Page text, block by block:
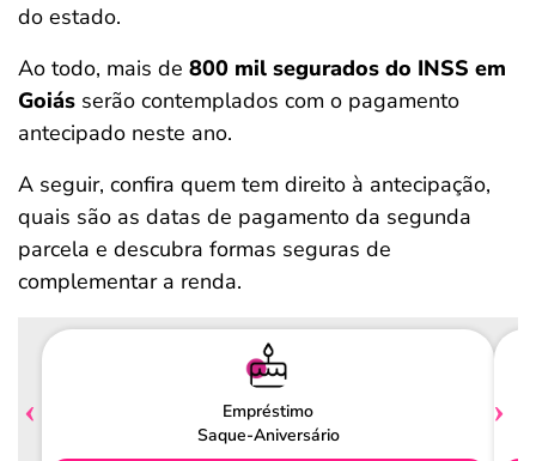
do estado.
Ao todo, mais de 800 mil segurados do INSS em
Goiás serão contemplados com o pagamento
antecipado neste ano.
A seguir, confira quem tem direito à antecipação,
quais são as datas de pagamento da segunda
parcela e descubra formas seguras de
complementar a renda.
Empréstimo
Saque-Aniversário